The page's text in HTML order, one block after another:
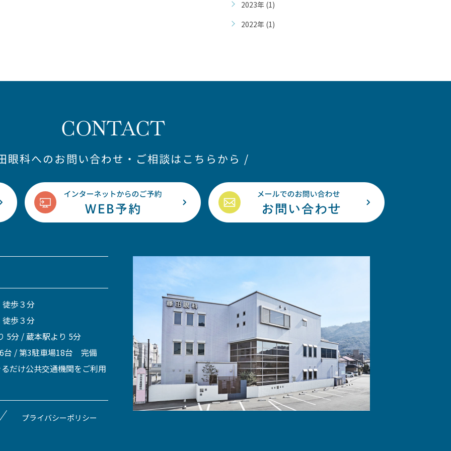
2023年 (1)
2022年 (1)
CONTACT
眼科へのお問い合わせ・ご相談はこちらから /
歩３分
歩３分
5分 / 蔵本駅より 5分
台 / 第3駐車場18台 完備
だけ公共交通機関をご利用
プライバシーポリシー